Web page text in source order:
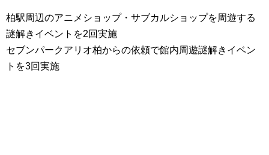
柏駅周辺のアニメショップ・サブカルショップを周遊する
謎解きイベントを2回実施
セブンパークアリオ柏からの依頼で館内周遊謎解きイベン
トを3回実施